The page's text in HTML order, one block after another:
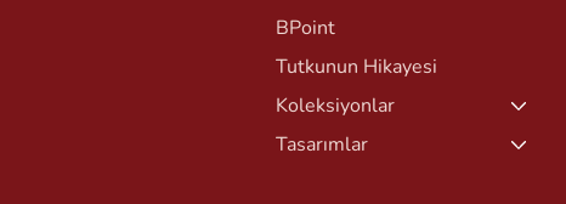
BPoint
Tutkunun Hikayesi
Koleksiyonlar
Tasarımlar